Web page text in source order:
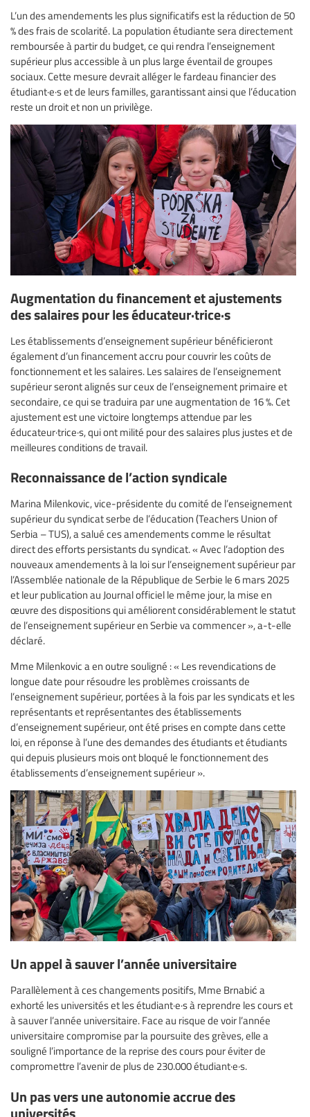
L’un des amendements les plus significatifs est la réduction de 50
% des frais de scolarité. La population étudiante sera directement
remboursée à partir du budget, ce qui rendra l’enseignement
supérieur plus accessible à un plus large éventail de groupes
sociaux. Cette mesure devrait alléger le fardeau financier des
étudiant·e·s et de leurs familles, garantissant ainsi que l’éducation
reste un droit et non un privilège.
Augmentation du financement et ajustements
des salaires pour les éducateur·trice·s
Les établissements d’enseignement supérieur bénéficieront
également d’un financement accru pour couvrir les coûts de
fonctionnement et les salaires. Les salaires de l’enseignement
supérieur seront alignés sur ceux de l’enseignement primaire et
secondaire, ce qui se traduira par une augmentation de 16 %. Cet
ajustement est une victoire longtemps attendue par les
éducateur·trice·s, qui ont milité pour des salaires plus justes et de
meilleures conditions de travail.
Reconnaissance de l’action syndicale
Marina Milenkovic, vice-présidente du comité de l’enseignement
supérieur du syndicat serbe de l’éducation (Teachers Union of
Serbia – TUS), a salué ces amendements comme le résultat
direct des efforts persistants du syndicat. « Avec l’adoption des
nouveaux amendements à la loi sur l’enseignement supérieur par
l’Assemblée nationale de la République de Serbie le 6 mars 2025
et leur publication au Journal officiel le même jour, la mise en
œuvre des dispositions qui améliorent considérablement le statut
de l’enseignement supérieur en Serbie va commencer », a-t-elle
déclaré.
Mme Milenkovic a en outre souligné : « Les revendications de
longue date pour résoudre les problèmes croissants de
l’enseignement supérieur, portées à la fois par les syndicats et les
représentants et représentantes des établissements
d’enseignement supérieur, ont été prises en compte dans cette
loi, en réponse à l’une des demandes des étudiants et étudiants
qui depuis plusieurs mois ont bloqué le fonctionnement des
établissements d’enseignement supérieur ».
Un appel à sauver l’année universitaire
Parallèlement à ces changements positifs, Mme Brnabić a
exhorté les universités et les étudiant·e·s à reprendre les cours et
à sauver l’année universitaire. Face au risque de voir l’année
universitaire compromise par la poursuite des grèves, elle a
souligné l’importance de la reprise des cours pour éviter de
compromettre l’avenir de plus de 230.000 étudiant·e·s.
Un pas vers une autonomie accrue des
universités